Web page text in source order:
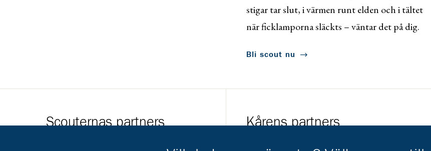
stigar tar slut, i värmen runt elden och i tältet
när ficklamporna släckts – väntar det på dig.
Bli scout nu
Scouternas partners Kårens partners
Gå till https://www.mera.se/ Gå till